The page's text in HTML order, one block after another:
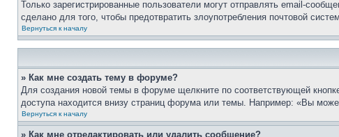
Только зарегистрированные пользователи могут отправлять email-
сделано для того, чтобы предотвратить злоупотребления почтовой
Вернуться к началу
» Как мне создать тему в форуме?
Для создания новой темы в форуме щелкните по соответствующей
доступа находится внизу страниц форума или темы. Например: «Вы
Вернуться к началу
» Как мне отредактировать или удалить сообщение?